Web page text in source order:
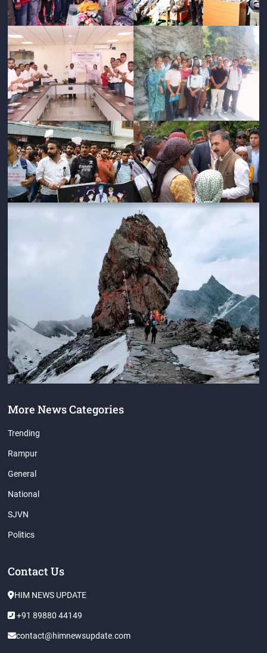
More News Categories
Trending
Rampur
General
National
SJVN
Politics
Contact Us
HIM NEWS UPDATE
+91 89880 44149
contact@himnewsupdate.com